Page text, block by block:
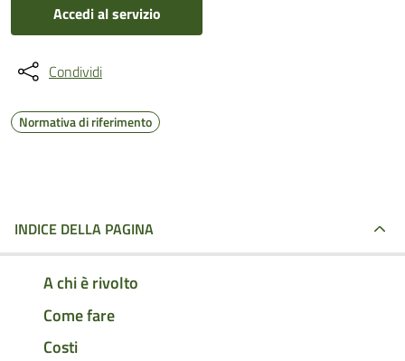
Accedi al servizio
Condividi
Normativa di riferimento
INDICE DELLA PAGINA
A chi è rivolto
Come fare
Costi